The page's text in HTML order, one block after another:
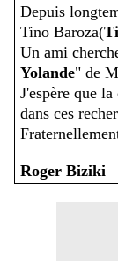
Depuis
Tino Baroza(
Un ami
Yolande" de
J'espère que
dans ces
Roger Biziki